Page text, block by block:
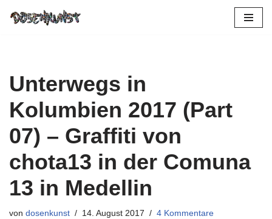
Unterwegs in
Kolumbien 2017 (Part
07) – Graffiti von
chota13 in der Comuna
13 in Medellin
von dosenkunst 14. August 2017 4 Kommentare